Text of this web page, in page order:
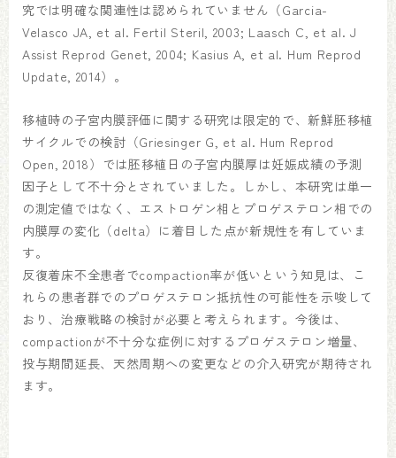
究では明確な関連性は認められていません（Garcia-
Velasco JA, et al. Fertil Steril, 2003; Laasch C, et al. J
Assist Reprod Genet, 2004; Kasius A, et al. Hum Reprod
Update, 2014）。
移植時の子宮内膜評価に関する研究は限定的で、新鮮胚移植
サイクルでの検討（Griesinger G, et al. Hum Reprod
Open, 2018）では胚移植日の子宮内膜厚は妊娠成績の予測
因子として不十分とされていました。しかし、本研究は単一
の測定値ではなく、エストロゲン相とプロゲステロン相での
内膜厚の変化（delta）に着目した点が新規性を有していま
す。
反復着床不全患者でcompaction率が低いという知見は、こ
れらの患者群でのプロゲステロン抵抗性の可能性を示唆して
おり、治療戦略の検討が必要と考えられます。今後は、
compactionが不十分な症例に対するプロゲステロン増量、
投与期間延長、天然周期への変更などの介入研究が期待され
ます。